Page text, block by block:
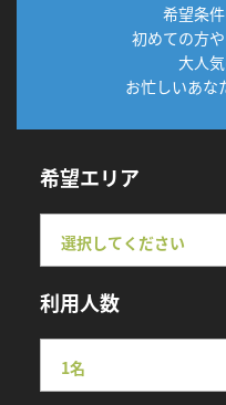
希望条
初めての方
大人気
お忙しいあな
希望エリア
利用人数